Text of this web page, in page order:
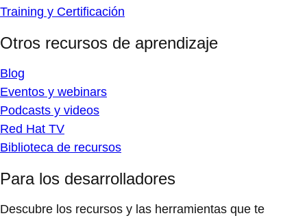
Training y Certificación
Otros recursos de aprendizaje
Blog
Eventos y webinars
Podcasts y videos
Red Hat TV
Biblioteca de recursos
Para los desarrolladores
Descubre los recursos y las herramientas que te